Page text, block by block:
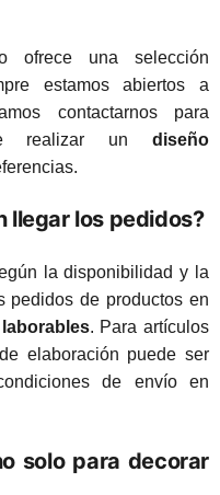
ofrece una selección
estamos abiertos a
contactarnos para
realizar un diseño
llegar los pedidos?
la disponibilidad y la
pedidos de productos en
. Para artículos
elaboración puede ser
de envío en
solo para decorar